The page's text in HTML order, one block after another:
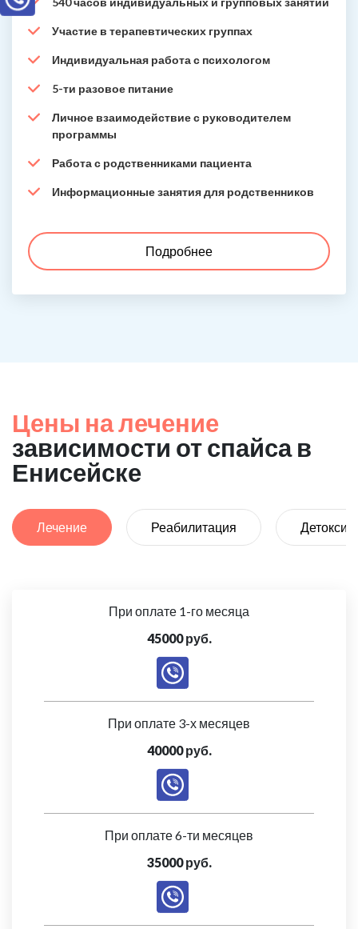
Участие в терапевтических группах
Индивидуальная работа с психологом
5-ти разовое питание
Личное взаимодействие с руководителем
программы
Работа с родственниками пациента
Информационные занятия для родственников
Подробнее
Цены на лечение
зависимости от спайса в
Енисейске
Лечение Реабилитация
При оплате 1-го месяца
45000 руб.
При оплате 3-х месяцев
40000 руб.
При оплате 6-ти месяцев
35000 руб.